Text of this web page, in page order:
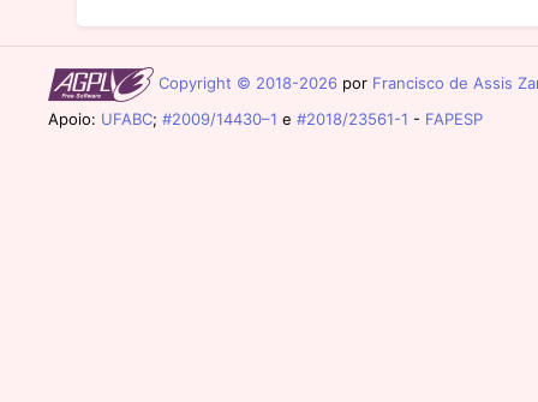
Copyright © 2018-2026 por Francisco de Assis
Apoio: UFABC; #2009/14430–1 e #2018/23561-1 - FAPESP